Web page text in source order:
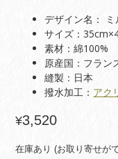
デザイン名：
サイズ：
素材：綿100%
原産国：フラン
縫製：日本
撥水加工： アク
¥3,520
在庫あり (お取り寄せが